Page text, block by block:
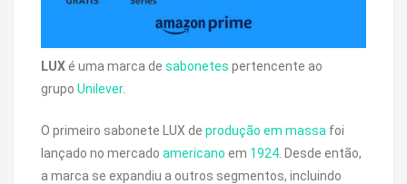
LUXé uma marca de sabonetes pertencente ao
grupo Unilever.
O primeiro sabonete LUX de produção em massa foi
lançado no mercado americano em 1924 . Desde então,
a marca se expandiu a outros segmentos, incluindo